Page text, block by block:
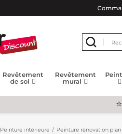
Revêtement
de sol
Revêtement
mural
Peinture intérieure Peinture rénovation